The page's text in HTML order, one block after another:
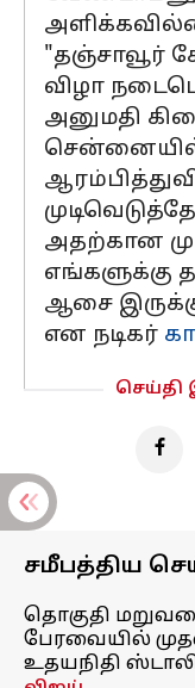
"தஞ்சாவூர்
விழா
அனுமதி
சென்னையில்
அதற்கான
எங்களுக்கு
ஆசை
என நடிகர்
செய்தி
சமீபத்திய
தொகுதி
பேரவையில்
உதயநிதி